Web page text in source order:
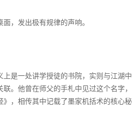
，发出极有规律的声响。
上是一处讲学授徒的书院，实则与江湖中
。他曾在师父的手札中见过这个名字，
》，相传其中记载了墨家机括术的核心秘